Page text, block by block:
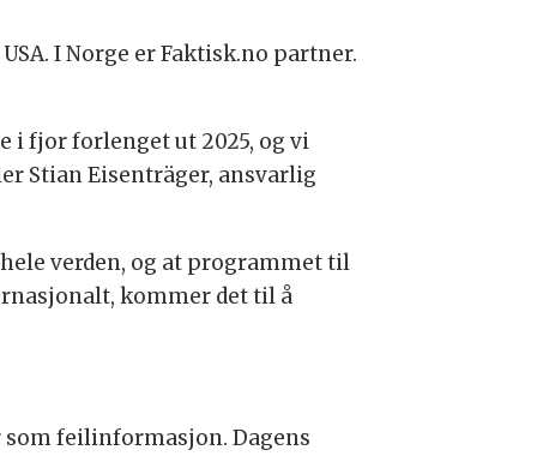
I Norge er Faktisk.no partner.
i fjor forlenget ut 2025, og vi
Stian Eisenträger, ansvarlig
verden, og at programmet til
kommer det til å
feilinformasjon. Dagens